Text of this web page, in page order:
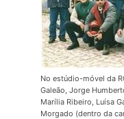
No estúdio-móvel da
Galeão, Jorge
Marília Ribeiro, Luísa
Morgado (dentro da